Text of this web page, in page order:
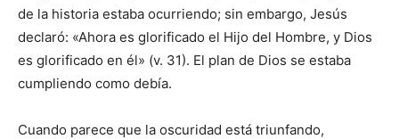
de la historia estaba ocurriendo; sin embargo, Jesús
declaró: «Ahora es glorificado el Hijo del Hombre, y Dios
es glorificado en él» (v. 31). El plan de Dios se estaba
cumpliendo como debía.
Cuando parece que la oscuridad está triunfando,